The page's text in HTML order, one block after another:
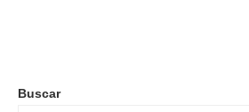
Buscar